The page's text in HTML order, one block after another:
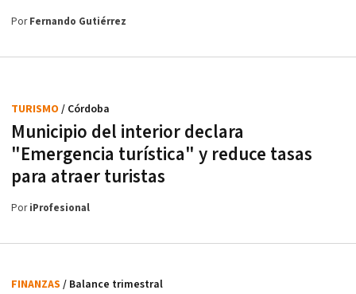
PorFernando Gutiérrez
Municipio del interior declara
"Emergencia turística" y reduce tasas
para atraer turistas
TURISMO / Córdoba
PoriProfesional
FINANZAS / Balance trimestral